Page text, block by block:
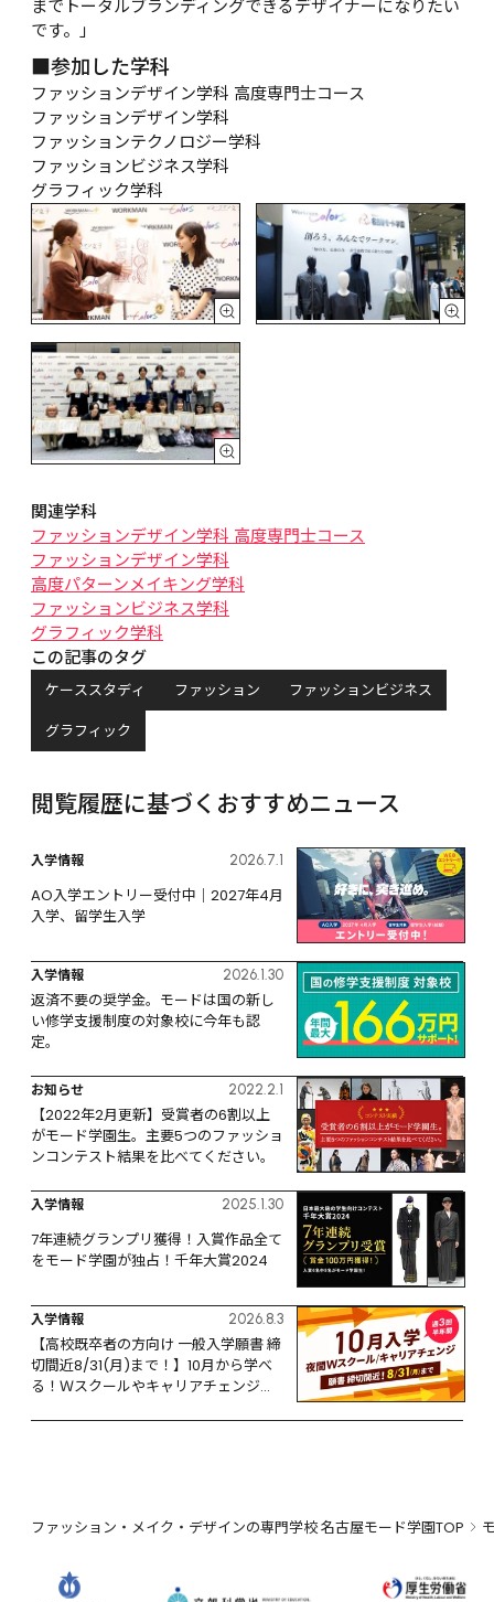
までトータルブランディングできるデザイナーになりたい
です。」
■参加した学科
ファッションデザイン学科 高度専門士コース
ファッションデザイン学科
ファッションテクノロジー学科
ファッションビジネス学科
グラフィック学科
関連学科
ファッションデザイン学科 高度専門士コース
ファッションデザイン学科
高度パターンメイキング学科
ファッションビジネス学科
グラフィック学科
この記事のタグ
ケーススタディ ファッション
ファッションビジネス
グラフィック
閲覧履歴に基づくおすすめニュース
入学情報 2026.7.1
AO入学エントリー受付中｜2027年4月
入学、留学生入学
入学情報 2026.1.30
返済不要の奨学金。モードは国の新し
い修学支援制度の対象校に今年も認
定。
お知らせ 2022.2.1
【2022年2月更新】受賞者の6割以上
がモード学園生。主要5つのファッショ
ンコンテスト結果を比べてください。
入学情報 2025.1.30
7年連続グランプリ獲得！入賞作品全て
をモード学園が独占！千年大賞2024
入学情報 2026.8.3
【高校既卒者の方向け 一般入学願書 締
切間近8/31(月)まで！】10月から学べ
る！Ｗスクールやキャリアチェンジな
ファッション・メイク・デザインの専門学校 名古屋モード学園TOP